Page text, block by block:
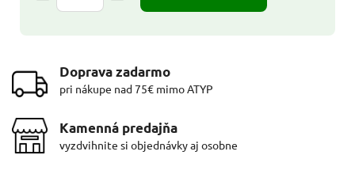
Doprava zadarmo
pri nákupe nad 75€ mimo ATYP
Kamenná predajňa
vyzdvihnite si objednávky aj osobne